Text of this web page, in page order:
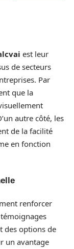
est leur
de secteurs
Par
que la
autre côté, les
de la facilité
en fonction
renforcer
des options de
un avantage